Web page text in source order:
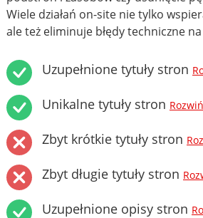
Wiele działań on-site nie tylko
ale też eliminuje błędy techniczne
Uzupełnione tytuły stron
Unikalne tytuły stron Rozwiń
Zbyt krótkie tytuły stron
Zbyt długie tytuły stron
Uzupełnione opisy stron